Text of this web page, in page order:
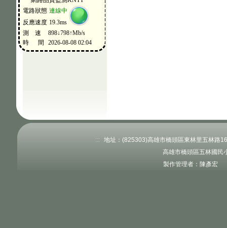
:::
地址：(825303)高雄市橋頭區東林里五林路
高雄市橋頭區五林國民
製作管理者：陳彥宏